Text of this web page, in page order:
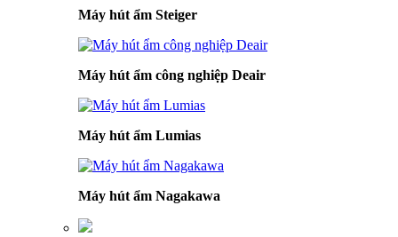
Máy hút ẩm Steiger
Máy hút ẩm công nghiệp Deair
Máy hút ẩm Lumias
Máy hút ẩm Nagakawa